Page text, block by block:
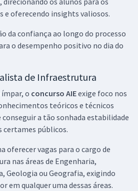
e oferecendo insights valiosos.
da confiança ao longo do processo
o desempenho positivo no dia do
de Infraestrutura
o concurso AIEexige foco nos
teóricos e técnicos
conseguir a tão sonhada estabilidade
certames públicos.
oferecer vagas para o cargo de
nas áreas de Engenharia,
Geologia ou Geografia, exigindo
em qualquer uma dessas áreas.